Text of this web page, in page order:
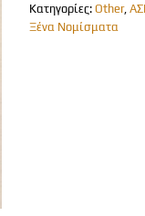
Κατηγορίες: Other,
Ξένα Νομίσματα